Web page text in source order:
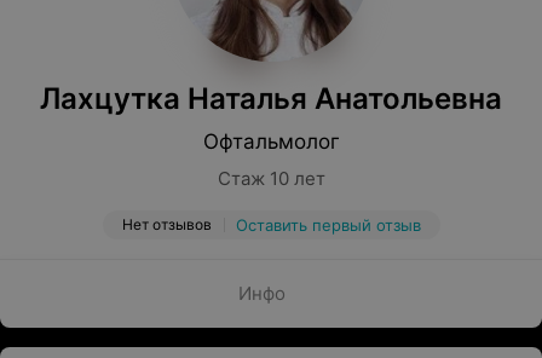
Лахцутка Наталья Анатольевна
Офтальмолог
Стаж 10 лет
Нет отзывов Оставить первый отзыв
Инфо